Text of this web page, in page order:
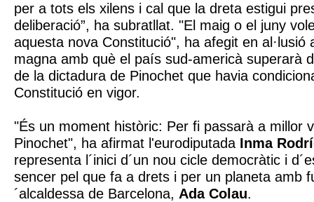
per a tots els xilens i cal que la dreta estigui
deliberació”, ha subratllat. "El maig o el juny
aquesta nova Constitució", ha afegit en al·lusió
magna amb què el país sud-americà superarà
de la dictadura de Pinochet que havia
Constitució en vigor.
"És un moment històric: Per fi passarà a millor
Pinochet", ha afirmat l'eurodiputada Inma
representa l´inici d´un nou cicle democràtic i
sencer pel que fa a drets i per un planeta amb
´alcaldessa de Barcelona, Ada Colau.